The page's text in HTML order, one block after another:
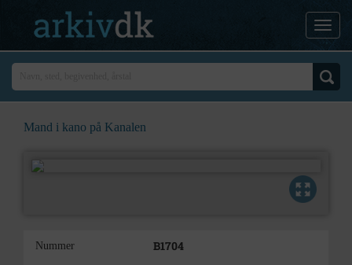
Mand i kano på Kanalen
Nummer B1704